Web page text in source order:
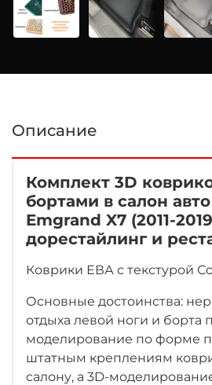
Описание
Комплект 3D
бортами в салон
Emgrand X7 (2011-
дорестайлинг и
Коврики ЕВА с текстурой
Основные достоинства:
отдыха левой ноги и борта
моделирование по форме
штатным креплениям
салону, а 3D-